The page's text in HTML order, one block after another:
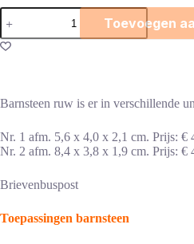
Barnsteen
ruw
aantal
Toevoegen
Barnsteen ruw is er in verschillende
Nr. 1 afm. 5,6 x 4,0 x 2,1 cm. Prijs: €
Nr. 2 afm. 8,4 x 3,8 x 1,9 cm. Prijs: €
Brievenbuspost
Toepassingen barnsteen